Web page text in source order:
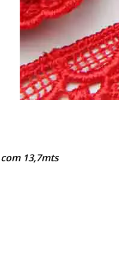
13,7mts